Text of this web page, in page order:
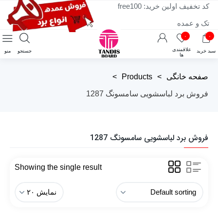
کد تخفیف اولین خرید: free100
تک و عمده
۰
سبد خرید
۰
علاقمندی
ها
منو جستجو
صفحه خانگی >
Products
>
فروش برد لباسشویی سامسونگ 1287
فروش برد لباسشویی سامسونگ 1287
Showing the single result